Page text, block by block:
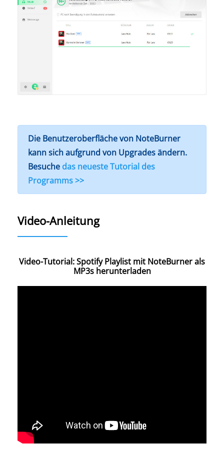
Die Benutzeroberfläche von NoteBurner
kann sich aufgrund von Upgrades ändern.
Besuche das neueste Tutorial des
Programms >>
Video-Anleitung
Video-Tutorial: Spotify Playlist mit NoteBurner als
MP3s herunterladen